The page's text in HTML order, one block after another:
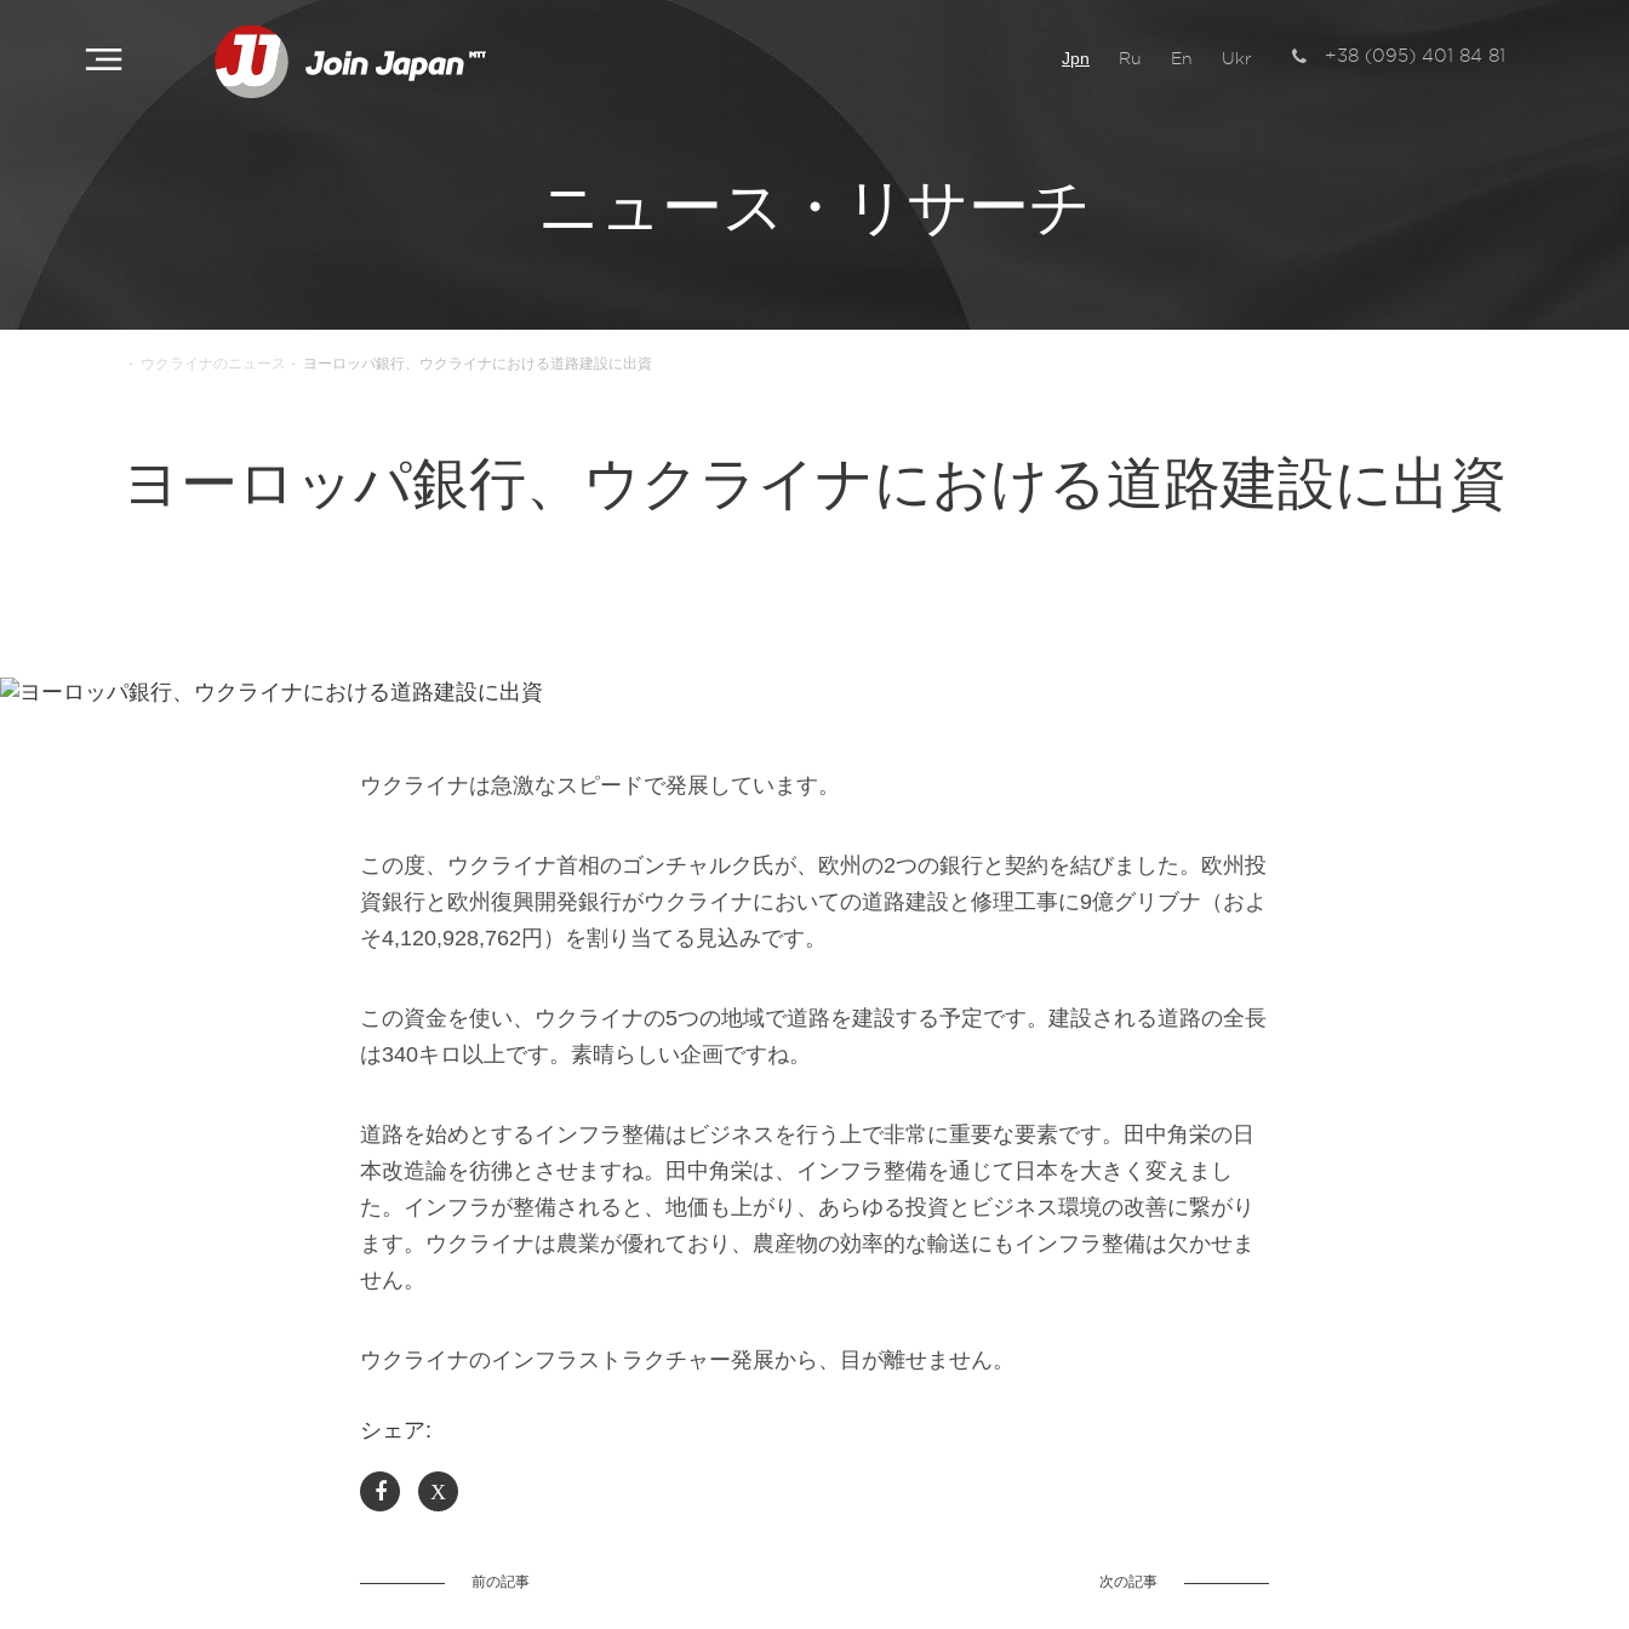
Jpn Ru En Ukr +38 (095) 401 84 81
ニュース・リサーチ
- ウクライナのニュース - ヨーロッパ銀行、ウクライナにおける道路建設に出資
ヨーロッパ銀行、ウクライナにおける道路建設に出資
ウクライナは急激なスピードで発展しています。
この度、ウクライナ首相のゴンチャルク氏が、欧州の2つの銀行と契約を結びました。欧州投
資銀行と欧州復興開発銀行がウクライナにおいての道路建設と修理工事に9億グリブナ（およ
そ4,120,928,762円）を割り当てる見込みです。
この資金を使い、ウクライナの5つの地域で道路を建設する予定です。建設される道路の全長
は340キロ以上です。素晴らしい企画ですね。
道路を始めとするインフラ整備はビジネスを行う上で非常に重要な要素です。田中角栄の日
本改造論を彷彿とさせますね。田中角栄は、インフラ整備を通じて日本を大きく変えまし
た。インフラが整備されると、地価も上がり、あらゆる投資とビジネス環境の改善に繋がり
ます。ウクライナは農業が優れており、農産物の効率的な輸送にもインフラ整備は欠かせま
せん。
ウクライナのインフラストラクチャー発展から、目が離せません。
シェア:
X
前の記事 次の記事